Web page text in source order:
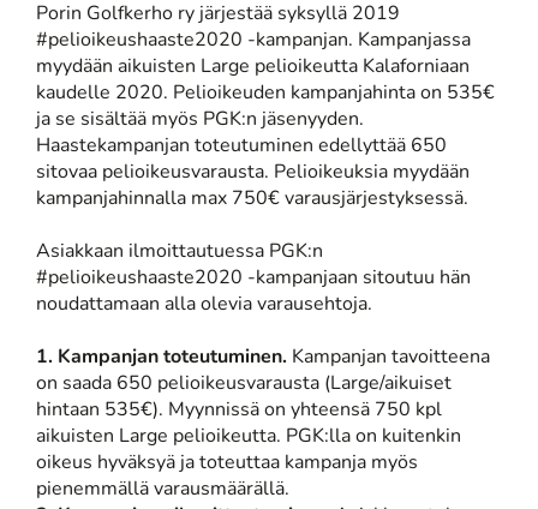
​​​​​​​Porin Golfkerho ry järjestää syksyllä 2019
#pelioikeushaaste2020 -kampanjan. Kampanjassa
myydään aikuisten Large pelioikeutta Kalaforniaan
kaudelle 2020. Pelioikeuden kampanjahinta on 535€
ja se sisältää myös PGK:n jäsenyyden.
Haastekampanjan toteutuminen edellyttää 650
sitovaa pelioikeusvarausta. Pelioikeuksia myydään
kampanjahinnalla max 750€ varausjärjestyksessä.
Asiakkaan ilmoittautuessa PGK:n
#pelioikeushaaste2020 -kampanjaan sitoutuu hän
noudattamaan alla olevia varausehtoja.
1. Kampanjan toteutuminen. Kampanjan tavoitteena
on saada 650 pelioikeusvarausta (Large/aikuiset
hintaan 535€). Myynnissä on yhteensä 750 kpl
aikuisten Large pelioikeutta. PGK:lla on kuitenkin
oikeus hyväksyä ja toteuttaa kampanja myös
pienemmällä varausmäärällä.